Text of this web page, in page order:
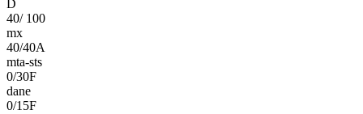
D
40/ 100
mx
40/40A
mta-sts
0/30F
dane
0/15F